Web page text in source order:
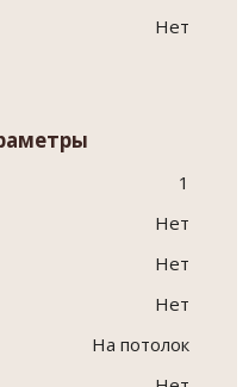
Нет
1
Нет
Нет
Нет
На потолок